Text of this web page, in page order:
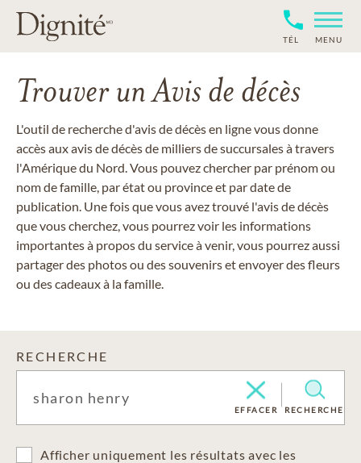
TÉL MENU
Trouver un Avis de décès
L'outil de recherche d'avis de décès en ligne vous donne
accès aux avis de décès de milliers de succursales à travers
l'Amérique du Nord. Vous pouvez chercher par prénom ou
nom de famille, par état ou province et par date de
publication. Une fois que vous avez trouvé l'avis de décès
que vous cherchez, vous pourrez voir les informations
importantes à propos du service à venir, vous pourrez aussi
partager des photos ou des souvenirs et envoyer des fleurs
ou des cadeaux à la famille.
RECHERCHE
EFFACER RECHERCHE
Afficher uniquement les résultats avec les